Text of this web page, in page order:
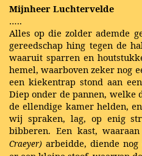
Mijnheer Luchtervelde
…..
Alles op die zolder ademde
gereedschap hing tegen de
waaruit sparren en
hemel, waarboven zeker nog
een kiekentrap stond aan
Diep onder de pannen, welke
de ellendige kamer helden,
wij spraken, lag, op enig
bibberen. Een kast,
Craeyer) arbeidde, diende